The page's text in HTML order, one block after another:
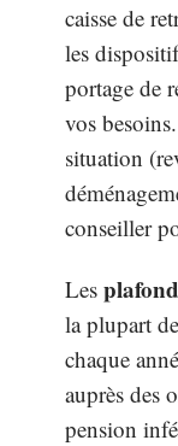
caisse de
les
portage de
vos
situation
conseiller
Les
la plupart
chaque
auprès des
pension